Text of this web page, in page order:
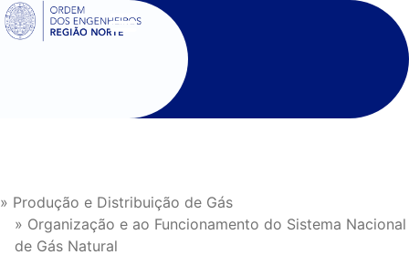
SIGOE
» Produção e Distribuição de Gás
» Organização e ao Funcionamento do Sistema Nacional
de Gás Natural